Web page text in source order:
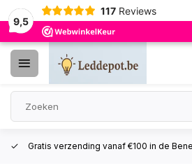
9,5
117 Reviews
Gratis verzending vanaf €100 in de